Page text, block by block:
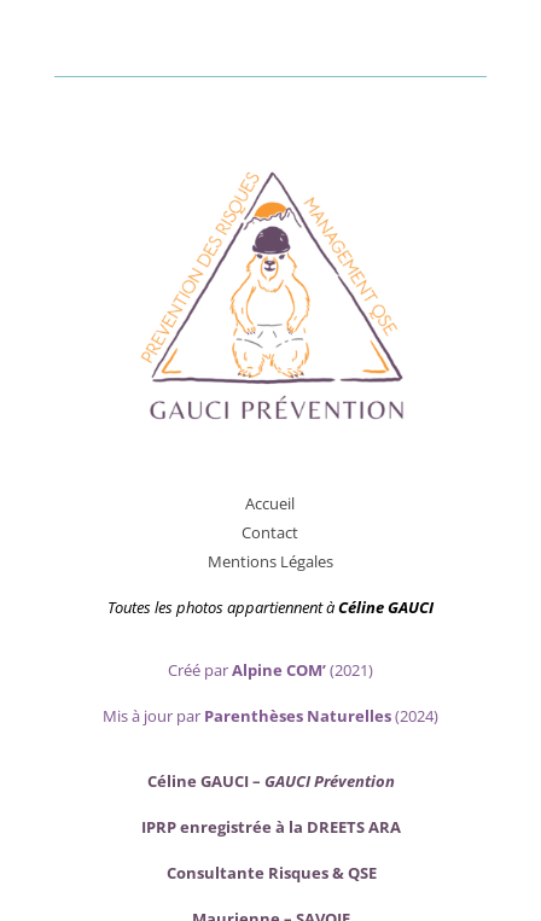
Accueil
Contact
Mentions Légales
Toutes les photos appartiennentàCéline GAUCI
Créé parAlpine COM’(2021)
Misà jour par Parenthèses Naturelles(2024)
Céline GAUCI –GAUCI Prévention
IPRP enregistrée à la DREETS ARA
Consultante Risques & QSE